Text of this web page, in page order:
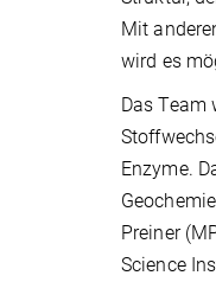
Mit
wird es
Das Team
Enzyme.
Preiner
Science